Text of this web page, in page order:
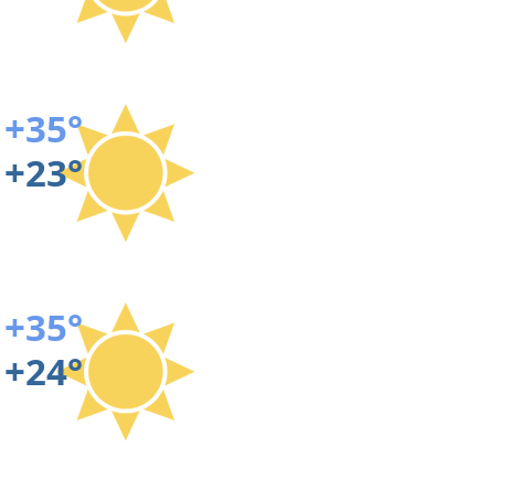
+35°
+23°
+35°
+24°